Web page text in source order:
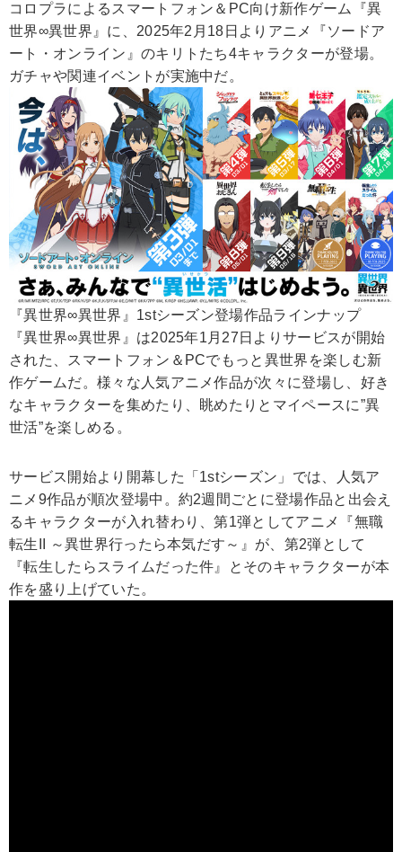
コロプラによるスマートフォン＆PC向け新作ゲーム『異
世界∞異世界』に、2025年2月18日よりアニメ『ソードア
ート・オンライン』のキリトたち4キャラクターが登場。
ガチャや関連イベントが実施中だ。
『異世界∞異世界』1stシーズン登場作品ラインナップ
『異世界∞異世界』は2025年1月27日よりサービスが開始
された、スマートフォン＆PCでもっと異世界を楽しむ新
作ゲームだ。様々な人気アニメ作品が次々に登場し、好き
なキャラクターを集めたり、眺めたりとマイペースに”異
世活”を楽しめる。
サービス開始より開幕した「1stシーズン」では、人気ア
ニメ9作品が順次登場中。約2週間ごとに登場作品と出会え
るキャラクターが入れ替わり、第1弾としてアニメ『無職
転生II ～異世界行ったら本気だす～』が、第2弾として
『転生したらスライムだった件』とそのキャラクターが本
作を盛り上げていた。